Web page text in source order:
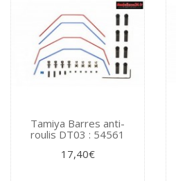
Tamiya Barres anti-
roulis DT03 : 54561
17,40€